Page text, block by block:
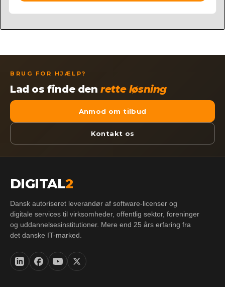
BRUG FOR HJÆLP?
Lad os finde denrette løsning
Anmod om tilbud
Kontakt os
DIGITAL2
Dansk autoriseret leverandør af software-licenser og
digitale services til virksomheder, offentlig sektor, foreninger
og uddannelsesinstitutioner. Mere end 25 års erfaring fra
det danske IT-marked.